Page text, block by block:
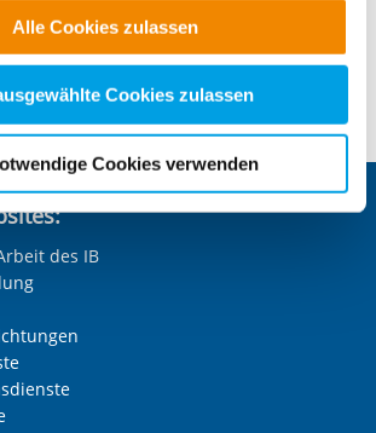
Zwecke aktiviert sind, müssen Sie
auswählen. Sie können mittels
über Ihre Einwilligung für diese
und Ihre erteilte Einwilligung stets
Bitte beachten Sie: Ihre
zur Bereitstellung der von Ihnen
somit gewünschten Website-
und daher unabhängig von einer
Alle Cookies zulassen
Cookies zulassen
Cookies verwenden
öffnen
des IB